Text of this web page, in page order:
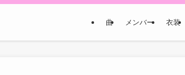
曲 メンバー 衣装